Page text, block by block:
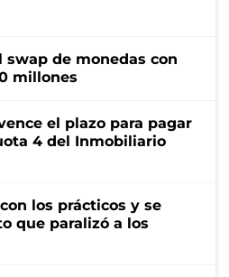
de monedas con
millones
el plazo para pagar
4 del Inmobiliario
los prácticos y se
que paralizó a los